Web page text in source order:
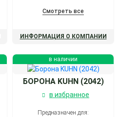
Смотреть все
ИНФОРМАЦИЯ О КОМПАНИИ
в наличии
БОРОНА KUHN (2042)
в избранное
Предназначен для: